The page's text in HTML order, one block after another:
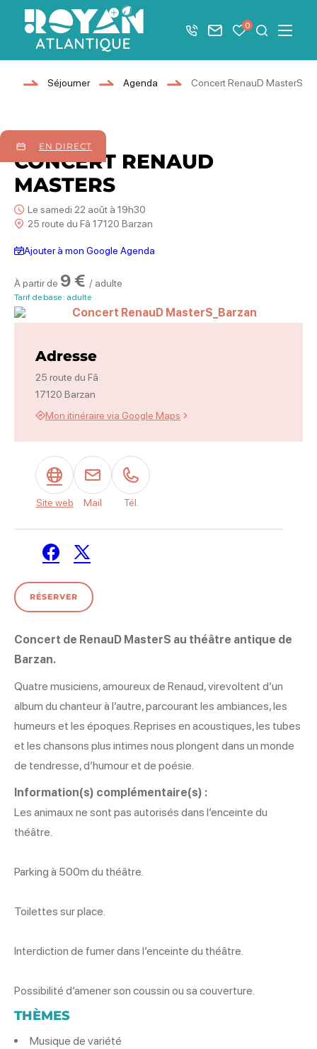
Afficher la barre de navigation du mode éco
Royan Atlantique
+33 5 46 08 21 00
Nous contacter
Mes favoris
0 JeMenu
Séjourner Agenda Concert RenauD MasterS
EN DIRECT
22 août 2026
CONCERT RENAUD
MASTERS
Le samedi 22 août à 19h30
25 route du Fâ 17120 Barzan
Ajouter à mon Google Agenda
Concert de RenauD MasterS au théâtre antique de
Barzan.
Quatre musiciens, amoureux de Renaud, virevoltent d’un
album du chanteur à l’autre, parcourant les ambiances, les
humeurs et les époques. Reprises en acoustiques, les tubes
et les chansons plus intimes nous plongent dans un monde
de tendresse, d’humour et de poésie.
Information(s) complémentaire(s) :
Les animaux ne sont pas autorisés dans l’enceinte du
théâtre.
Parking à 500m du théâtre.
Toilettes sur place.
Interdiction de fumer dans l’enceinte du théâtre.
Possibilité d’amener son coussin ou sa couverture.
THÈMES
Musique de variété
À partir de 9 € / adulte
Tarif de base : adulte
Concert RenauD
Adresse
25 route du Fâ
17120 Barzan
Mon itinéraire via Google Maps
Site web Mail Tél.
FacebookTwitter / X
RÉSERVER